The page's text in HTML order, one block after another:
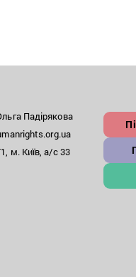
Падірякова
м. Київ, а/с 33